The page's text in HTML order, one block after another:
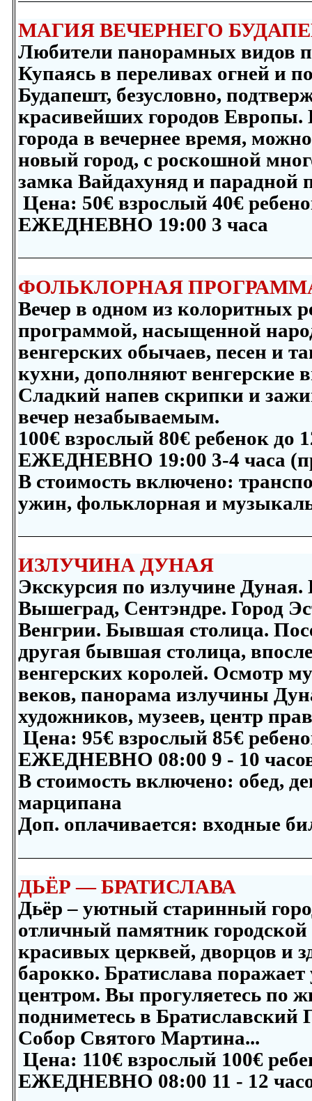
МАГИЯ ВЕЧЕРНЕГО
Любители панорамных видов
Купаясь в переливах огней и
Будапешт, безусловно,
красивейших городов
города в вечернее время,
новый город, с роскошной
замка Вайдахуняд и парадной
Цена: 50€ взрослый 40€
ЕЖЕДНЕВНО 19:00 3 часа
ФОЛЬКЛОРНАЯ
Вечер в одном из колоритных
программой, насыщенной
венгерских обычаев, песен и
кухни, дополняют венгерские
Сладкий напев скрипки и
вечер
100€ взрослый 80€ ребенок до
ЕЖЕДНЕВНО 19:00 3-4 часа
В стоимость включено:
ужин, фольклорная и
ИЗЛУЧИНА ДУНАЯ
Экскурсия по излучине Дуная.
Вышеград, Сентэндре. Город
Венгрии. Бывшая столица.
другая бывшая столица,
венгерских королей. Осмотр
веков, панорама излучины
художников, музеев, центр
Цена: 95€ взрослый 85€
ЕЖЕДНЕВНО 08:00 9 - 10
В стоимость включено: обед,
марципана
Доп. оплачивается: входные
ДЬЁР — БРАТИСЛАВА
Дьёр – уютный старинный
отличный памятник
красивых церквей, дворцов и
барокко. Братислава
центром. Вы прогуляетесь по
подниметесь в
Собор Святого Мартина...
Цена: 110€ взрослый 100€
ЕЖЕДНЕВНО 08:00 11 - 12